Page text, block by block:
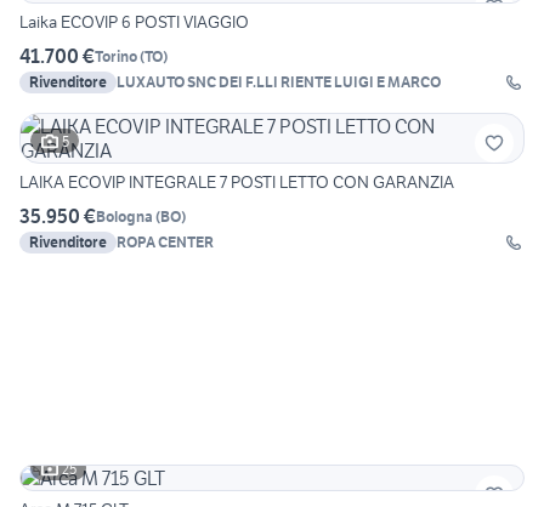
Laika ECOVIP 6 POSTI VIAGGIO
41.700 €Torino(TO)
Rivenditore LUXAUTO SNC DEI F.LLI RIENTE LUIGI E MARCO
5
LAIKA ECOVIP INTEGRALE 7 POSTI LETTO CON GARANZIA
35.950 €Bologna (BO)
Rivenditore ROPA CENTER
25